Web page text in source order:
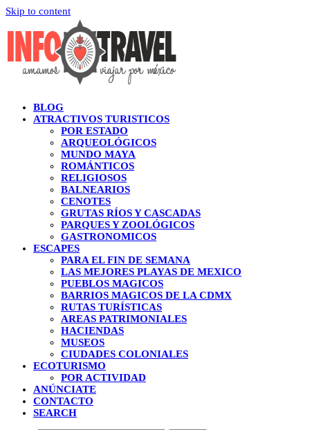
Skip to content
BLOG
ATRACTIVOS TURISTICOS
POR ESTADO
ARQUEOLÓGICOS
MUNDO MAYA
ROMÁNTICOS
RELIGIOSOS
BALNEARIOS
CENOTES
GRUTAS RÍOS Y CASCADAS
PARQUES Y ZOOLÓGICOS
GASTRONOMICOS
ESCAPES
PARA EL FIN DE SEMANA
LAS MEJORES PLAYAS DE MEXICO
PUEBLOS MAGICOS
BARRIOS MAGICOS DE LA CDMX
RUTAS TURÍSTICAS
AREAS PATRIMONIALES
HACIENDAS
MUSEOS
CIUDADES COLONIALES
ECOTURISMO
POR ACTIVIDAD
ANÚNCIATE
CONTACTO
SEARCH